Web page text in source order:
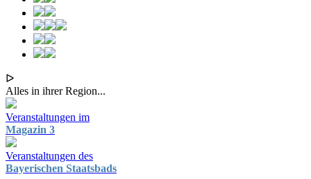
ᐅ
Alles in ihrer Region...
Veranstaltungen im
Magazin 3
Veranstaltungen des
Bayerischen Staatsbads